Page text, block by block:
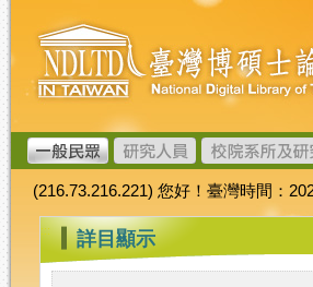
跳
到
主
要
內
容
臺
灣
博
碩
士
論
文
加
值
系
統
(216.73.216.221) 您好！臺灣時間：
::: 詳目顯示